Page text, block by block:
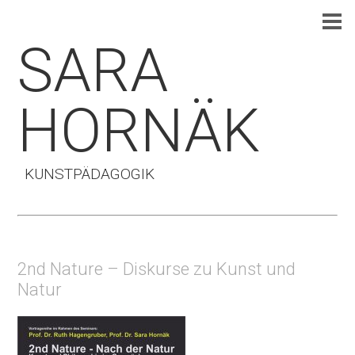
SARA
HORNÄK
KUNSTPÄDAGOGIK
2nd Nature – Diskurse zu Kunst und
Natur